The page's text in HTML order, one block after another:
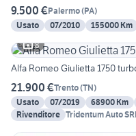
9.500 €Palermo(PA)
Usato
07/2010 155000 Km
8
Alfa Romeo Giulietta 1750
21.900 €Trento(TN)
Usato
07/2019 68900 Km
Rivenditore Tridentum Auto